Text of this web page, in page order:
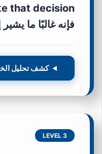
فإنه غالبًا ما
كشف تحليل
LEVEL 3